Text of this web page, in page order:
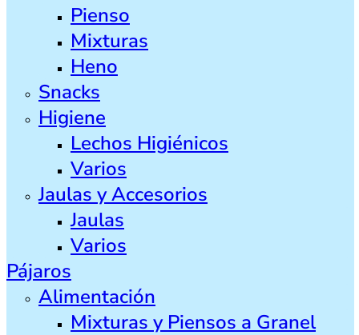
Pienso
Mixturas
Heno
Snacks
Higiene
Lechos Higiénicos
Varios
Jaulas y Accesorios
Jaulas
Varios
Pájaros
Alimentación
Mixturas y Piensos a Granel